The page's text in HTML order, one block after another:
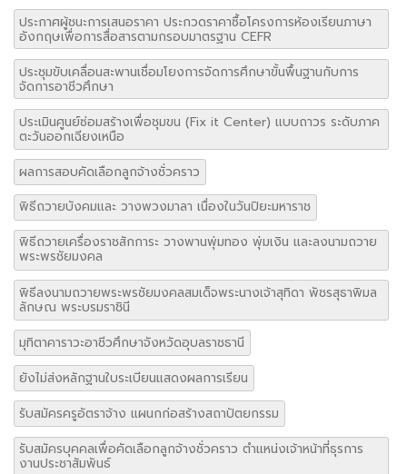
ประกาศผู้ชนะการเสนอราคา ประกวดราคาซื้อโครงการห้องเรียนภาษา
อังกฤษเพื่อการสื่อสารตามกรอบมาตรฐาน CEFR
ประชุมขับเคลื่อนสะพานเชื่อมโยงการจัดการศึกษาขั้นพื้นฐานกับการ
จัดการอาชีวศึกษา
ประเมินศูนย์ซ่อมสร้างเพื่อชุมขน (Fix it Center) แบบถาวร ระดับภาค
ตะวันออกเฉียงเหนือ
ผลการสอบคัดเลือกลูกจ้างชั่วคราว
พิธีถวายบังคมและ วางพวงมาลา เนื่องในวันปิยะมหาราช
พิธีถวายเครื่องราชสักการะ วางพานพุ่มทอง พุ่มเงิน และลงนามถวาย
พระพรชัยมงคล
พิธีลงนามถวายพระพรชัยมงคลสมเด็จพระนางเจ้าสุทิดา พัชรสุธาพิมล
ลักษณ พระบรมราชินี
มุทิตาคาราวะอาชีวศึกษาจังหวัดอุบลราชธานี
ยังไม่ส่งหลักฐานใบระเบียนแสดงผลการเรียน
รับสมัครครูอัตราจ้าง แผนกก่อสร้างสถาปัตยกรรม
รับสมัครบุคคลเพื่อคัดเลือกลูกจ้างชั่วคราว ตำแหน่งเจ้าหน้าที่ธุรการ
งานประชาสัมพันธ์